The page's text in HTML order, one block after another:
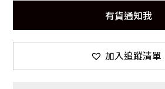
有貨通知我
加入追蹤清單